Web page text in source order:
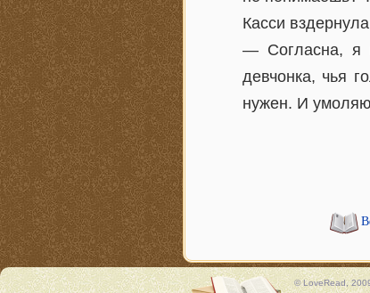
Касси
— Согласна, я
девчонка, чья
нужен. И
© LoveRead,